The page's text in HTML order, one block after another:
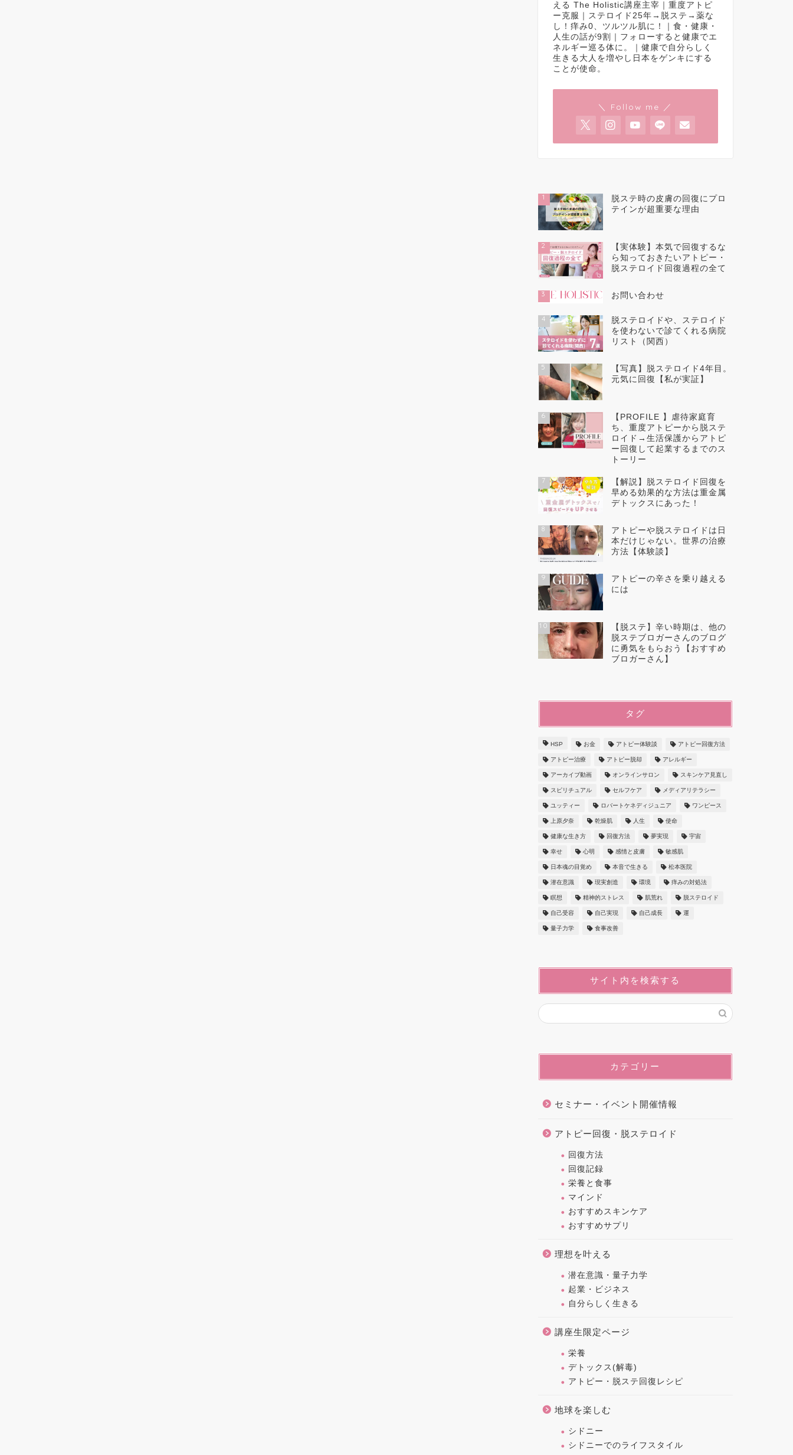
える The Holistic講座主宰｜重度アトピ
ー克服｜ステロイド25年→脱ステ→薬な
し！痒み0、ツルツル肌に！｜食・健康・
人生の話が9割｜フォローすると健康でエ
ネルギー巡る体に。｜健康で自分らしく
生きる大人を増やし日本をゲンキにする
ことが使命。
＼ Follow me ／
1
脱ステ時の皮膚の回復にプロ
テインが超重要な理由
2
【実体験】本気で回復するな
ら知っておきたいアトピー・
脱ステロイド回復過程の全て
3 お問い合わせ
4
脱ステロイドや、ステロイド
を使わないで診てくれる病院
リスト（関西）
5
【写真】脱ステロイド4年目。
元気に回復【私が実証】
6
【PROFILE 】虐待家庭育
ち、重度アトピーから脱ステ
ロイド→生活保護からアトピ
ー回復して起業するまでのス
トーリー
7
【解説】脱ステロイド回復を
早める効果的な方法は重金属
デトックスにあった！
8
アトピーや脱ステロイドは日
本だけじゃない。世界の治療
方法【体験談】
9
アトピーの辛さを乗り越える
には
10
【脱ステ】辛い時期は、他の
脱ステブロガーさんのブログ
に勇気をもらおう【おすすめ
ブロガーさん】
タグ
HSP お金 アトピー体験談 アトピー回復方法
アトピー治療 アトピー脱却 アレルギー
アーカイブ動画 オンラインサロン スキンケア見直し
スピリチュアル セルフケア メディアリテラシー
ユッティー ロバートケネディジュニア ワンピース
上原夕奈 乾燥肌 人生 使命
健康な生き方 回復方法 夢実現 宇宙
幸せ 心明 感情と皮膚 敏感肌
日本魂の目覚め 本音で生きる 松本医院
潜在意識 現実創造 環境 痒みの対処法
瞑想 精神的ストレス 肌荒れ 脱ステロイド
自己受容 自己実現 自己成長 運
量子力学 食事改善
サイト内を検索する
カテゴリー
セミナー・イベント開催情報
アトピー回復・脱ステロイド
回復方法
回復記録
栄養と食事
マインド
おすすめスキンケア
おすすめサプリ
理想を叶える
潜在意識・量子力学
起業・ビジネス
自分らしく生きる
講座生限定ページ
栄養
デトックス(解毒)
アトピー・脱ステ回復レシピ
地球を楽しむ
シドニー
シドニーでのライフスタイル